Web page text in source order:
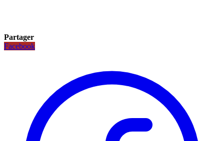
Partager
Facebook